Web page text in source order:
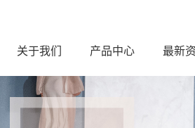
关于我们 产品中心 最新